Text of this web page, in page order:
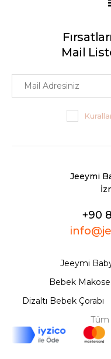
Mail
Jeeymi
+90
Jeeymi
Bebek
Dizaltı Bebek Çorabı
Tüm